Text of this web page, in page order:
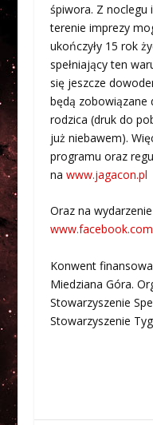
śpiwora. Z noclegu
terenie imprezy
ukończyły 15 rok
spełniający ten
się jeszcze
będą zobowiązane
rodzica (druk do
już niebawem).
programu oraz
na www.jagacon.pl
Oraz na
Konwent
Miedziana Góra.
Stowarzyszenie
Stowarzyszenie